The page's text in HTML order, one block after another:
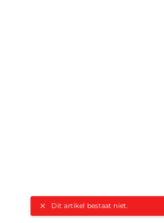
Dit artikel bestaat niet.